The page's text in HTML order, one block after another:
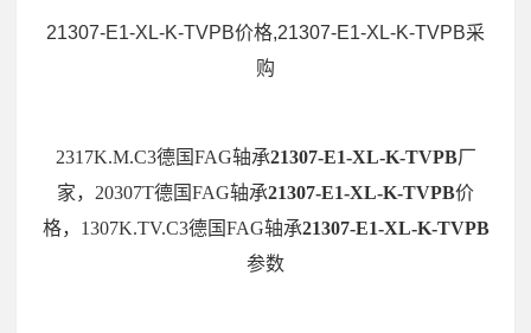
21307-E1-XL-K-TVPB价格,21307-E1-XL-K-TVPB采
购
2317K.M.C3德国FAG轴承21307-E1-XL-K-TVPB厂
家，20307T德国FAG轴承21307-E1-XL-K-TVPB价
格，1307K.TV.C3德国FAG轴承21307-E1-XL-K-TVPB
参数